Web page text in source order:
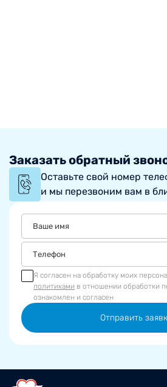
Заказать обратный
Оставьте свой номер
и мы перезвоним вам в
Я согласен на обработку моих
политиками в отношении обработки
ознакомлен и согласен
Отправить